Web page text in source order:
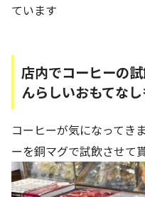
ています
店内でコーヒーの
んらしいおもてなし
コーヒーが気になってき
ーを銅マグで試飲させて